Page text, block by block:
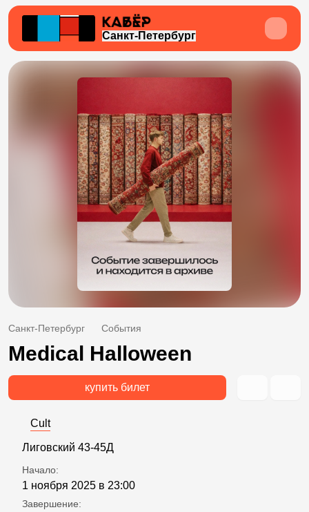
Санкт-Петербург
Санкт-Петербург События
Medical Halloween
купить билет
Cult
Лиговский 43-45Д
Начало:
1 ноября 2025 в 23:00
Завершение: